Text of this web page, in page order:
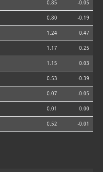
0.85 -0.05
0.80 -0.19
1.24 0.47
1.17 0.25
1.15 0.03
0.53 -0.39
0.07 -0.05
0.01 0.00
0.52 -0.01